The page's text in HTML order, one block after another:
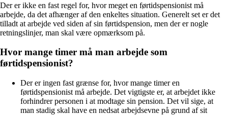
Der er ikke en fast regel for, hvor meget en førtidspensionist må
arbejde, da det afhænger af den enkeltes situation. Generelt set er det
tilladt at arbejde ved siden af sin førtidspension, men der er nogle
retningslinjer, man skal være opmærksom på.
Hvor mange timer må man arbejde som
førtidspensionist?
Der er ingen fast grænse for, hvor mange timer en
førtidspensionist må arbejde. Det vigtigste er, at arbejdet ikke
forhindrer personen i at modtage sin pension. Det vil sige, at
man stadig skal have en nedsat arbejdsevne på grund af sit